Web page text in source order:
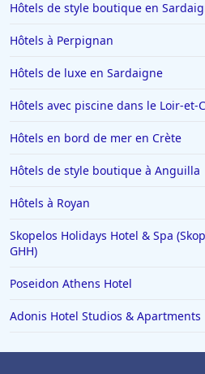
Hôtels à Ténériffe
Hôtels à Plailly
Hôtels à La Toussuire
Hôtels en Lorraine
Hôtels à Monte Carlo
Hôtels à Châtillon-sur-Seine
Hôtels à Thiers
Hôtels de style boutique en
Hôtels à Perpignan
Hôtels de luxe en Sardaigne
Hôtels avec piscine dans le Loir-et-
Hôtels en bord de mer en Crète
Hôtels de style boutique à Anguilla
Hôtels à Royan
Skopelos Holidays Hotel & Spa
GHH)
Poseidon Athens Hotel
Adonis Hotel Studios & Apartments